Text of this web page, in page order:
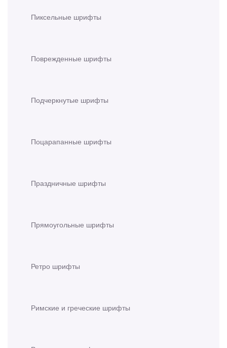
Пиксельные шрифты
Поврежденные шрифты
Подчеркнутые шрифты
Поцарапанные шрифты
Праздничные шрифты
Прямоугольные шрифты
Ретро шрифты
Римские и греческие шрифты